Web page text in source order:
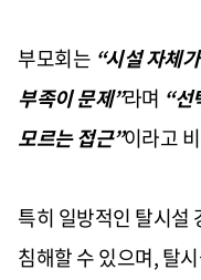
부모회는 “시설 자체
부족이 문제”라며 “선
모르는 접근”이라고
특히 일방적인 탈시설
침해할 수 있으며, 탈